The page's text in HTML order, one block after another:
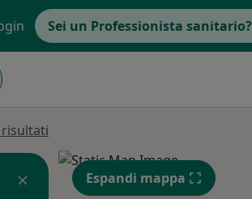
Sei un Professionista sanitario?
Espandi mappa